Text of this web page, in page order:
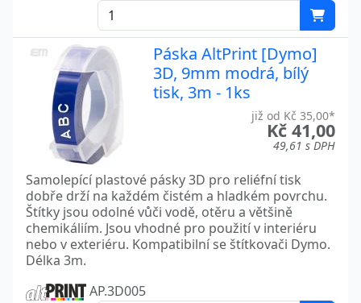
Páska AltPrint [Dymo]
3D, 9mm modrá, bílý
tisk, 3m - 1ks
již od Kč 35,00*
Kč 41,00
49,61 s DPH
Samolepící plastové pásky 3D pro reliéfní tisk
dobře drží na každém čistém a hladkém povrchu.
Štítky jsou odolné vůči vodě, otěru a většině
chemikáliím. Jsou vhodné pro použití v interiéru
nebo v exteriéru. Kompatibilní se štítkovači Dymo.
Délka 3m.
AP.3D005